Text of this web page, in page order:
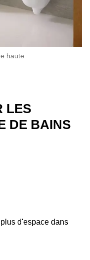
haute
LES
DE BAINS
d'espace dans